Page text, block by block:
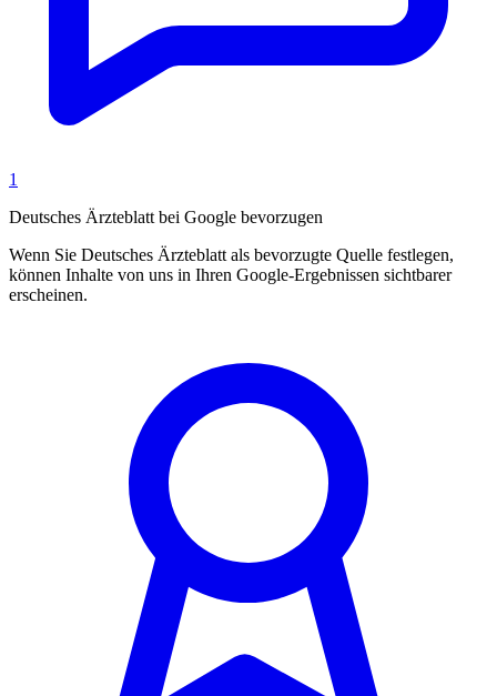
1
Deutsches Ärzteblatt bei Google bevorzugen
Wenn Sie Deutsches Ärzteblatt als bevorzugte Quelle festlegen,
können Inhalte von uns in Ihren Google-Ergebnissen sichtbarer
erscheinen.